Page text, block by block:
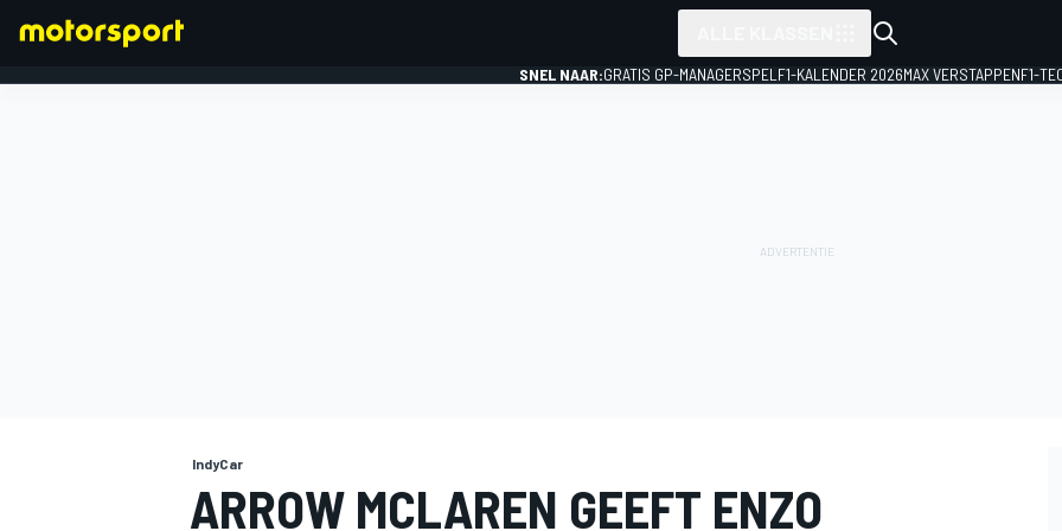
SNEL NAAR:GRATIS GP-MANAGERSPEL F1-KALENDER 2026MAX VERSTAPPENF1-
IndyCar
ARROW MCLAREN GEEFT ENZO